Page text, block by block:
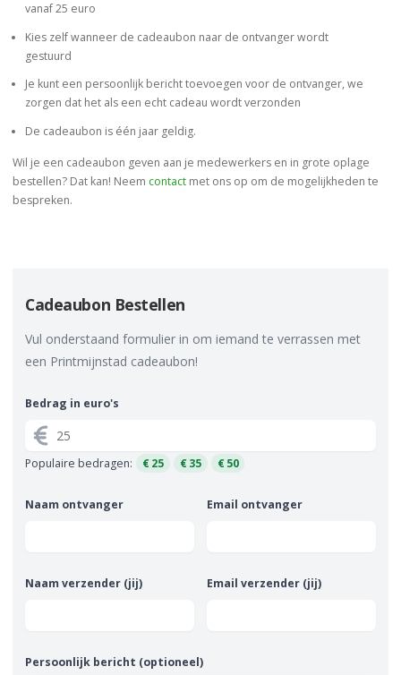
vanaf 25 euro
Kies zelf wanneer de cadeaubon naar de ontvanger wordt
gestuurd
Je kunt een persoonlijk bericht toevoegen voor de ontvanger, we
zorgen dat het als een echt cadeau wordt verzonden
De cadeaubon is één jaar geldig.
Wil je een cadeaubon geven aan je medewerkers en in grote oplage
bestellen? Dat kan! Neem contact met ons op om de mogelijkheden te
bespreken.
Cadeaubon Bestellen
Vul onderstaand formulier in om iemand te verrassen met
een Printmijnstad cadeaubon!
Bedrag in euro's
Populaire bedragen: € 25 € 35 € 50
Naam ontvanger Email ontvanger
Naam verzender (jij) Email verzender (jij)
Persoonlijk bericht (optioneel)